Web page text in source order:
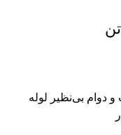
6 و 8 تن – کیفیت و دوام بی‌نظیر لوله